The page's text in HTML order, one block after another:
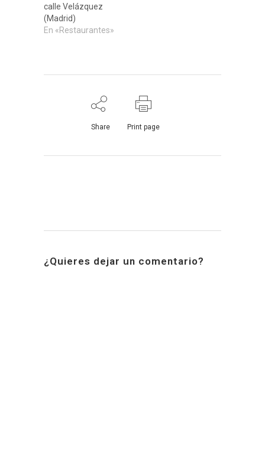
calle Velázquez
(Madrid)
En «Restaurantes»
Share Print page
¿Quieres dejar un comentario?